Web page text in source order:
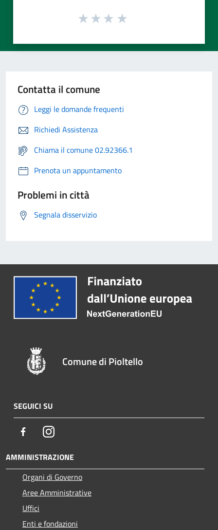
Contatta il comune
Leggi le domande frequenti
Richiedi Assistenza
Chiama il comune 02.92366.1
Prenota un appuntamento
Problemi in città
Segnala disservizio
Comune di Pioltello
SEGUICI SU
FacebookInstagram
AMMINISTRAZIONE
Organi di Governo
Aree Amministrative
Uffici
Enti e fondazioni